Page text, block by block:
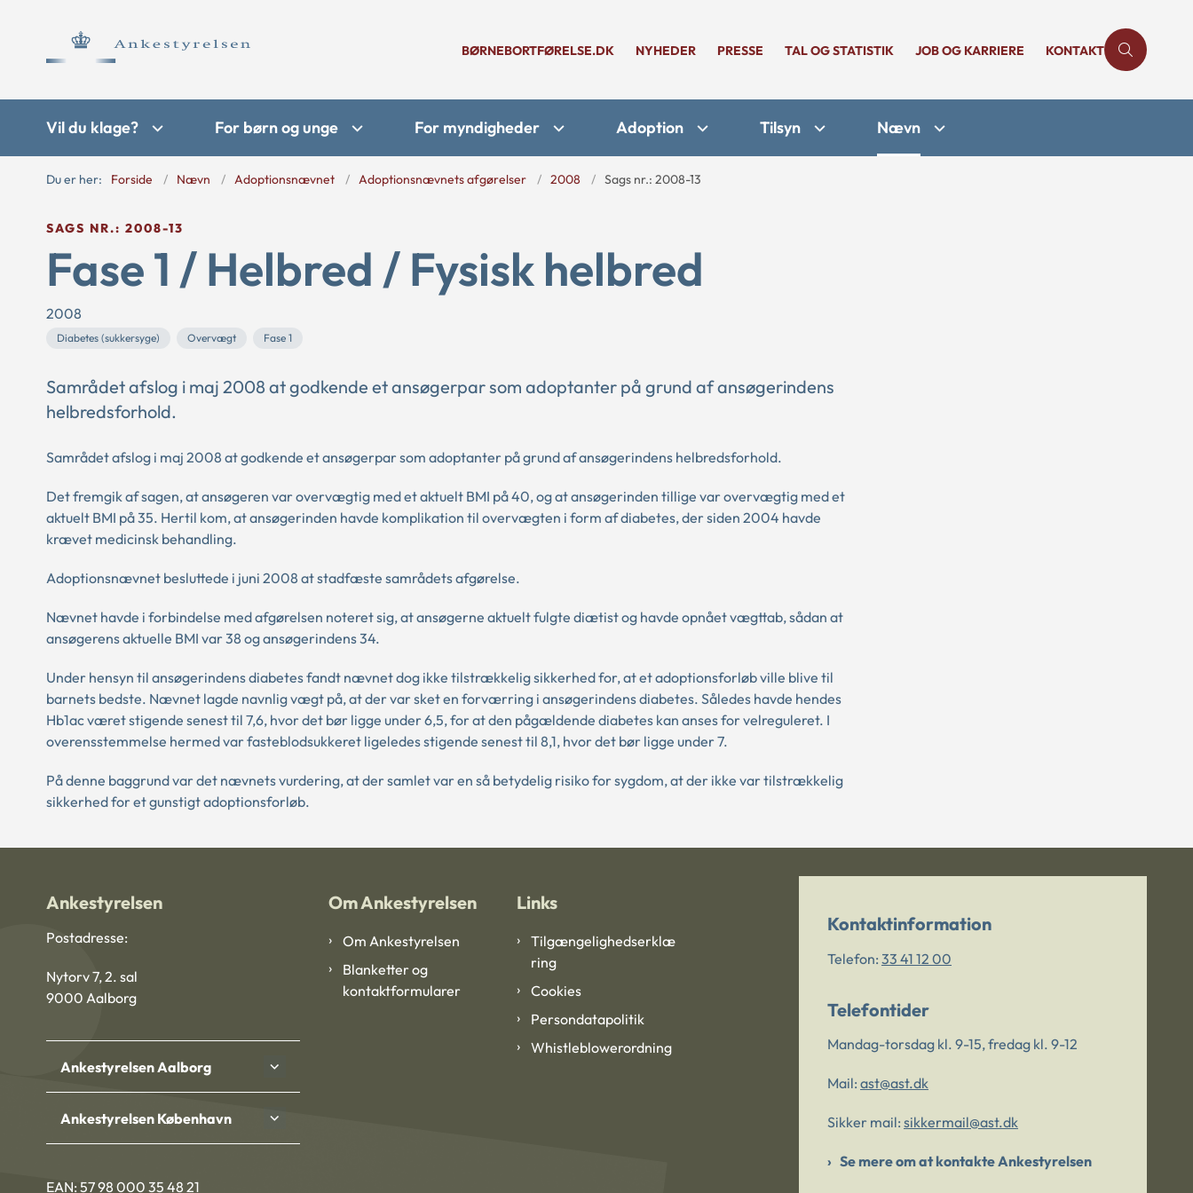
BØRNEBORTFØRELSE.DK NYHEDER PRESSE TAL OG STATISTIK JOB OG KARRIERE KONTAKT
Vil du klage? For børn og unge For myndigheder Adoption Tilsyn Nævn
Du er her: Forside Nævn Adoptionsnævnet Adoptionsnævnets afgørelser 2008 Sags nr.: 2008-13
SAGS NR.: 2008-13
Fase 1 / Helbred / Fysisk helbred
2008
Diabetes (sukkersyge) Overvægt Fase 1
Samrådet afslog i maj 2008 at godkende et ansøgerpar som adoptanter på grund af ansøgerindens
helbredsforhold.
Samrådet afslog i maj 2008 at godkende et ansøgerpar som adoptanter på grund af ansøgerindens helbredsforhold.
Det fremgik af sagen, at ansøgeren var overvægtig med et aktuelt BMI på 40, og at ansøgerinden tillige var overvægtig med et
aktuelt BMI på 35. Hertil kom, at ansøgerinden havde komplikation til overvægten i form af diabetes, der siden 2004 havde
krævet medicinsk behandling.
Adoptionsnævnet besluttede i juni 2008 at stadfæste samrådets afgørelse.
Nævnet havde i forbindelse med afgørelsen noteret sig, at ansøgerne aktuelt fulgte diætist og havde opnået vægttab, sådan at
ansøgerens aktuelle BMI var 38 og ansøgerindens 34.
Under hensyn til ansøgerindens diabetes fandt nævnet dog ikke tilstrækkelig sikkerhed for, at et adoptionsforløb ville blive til
barnets bedste. Nævnet lagde navnlig vægt på, at der var sket en forværring i ansøgerindens diabetes. Således havde hendes
Hb1ac været stigende senest til 7,6, hvor det bør ligge under 6,5, for at den pågældende diabetes kan anses for velreguleret. I
overensstemmelse hermed var fasteblodsukkeret ligeledes stigende senest til 8,1, hvor det bør ligge under 7.
På denne baggrund var det nævnets vurdering, at der samlet var en så betydelig risiko for sygdom, at der ikke var tilstrækkelig
sikkerhed for et gunstigt adoptionsforløb.
Ankestyrelsen
Postadresse:
Nytorv 7, 2. sal
9000 Aalborg
Ankestyrelsen Aalborg
Ankestyrelsen København
EAN: 57 98 000 35 48 21
Om Ankestyrelsen
Om Ankestyrelsen
Blanketter og
kontaktformularer
Links
Tilgængelighedserklæ
ring
Cookies
Persondatapolitik
Whistleblowerordning
Kontaktinformation
Telefon: 33 41 12 00
Telefontider
Mandag-torsdag kl. 9-15, fredag kl. 9-12
Mail: ast@ast.dk
Sikker mail: sikkermail@ast.dk
Se mere om at kontakte Ankestyrelsen